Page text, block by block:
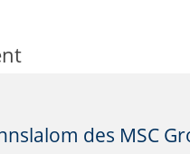
des MSC